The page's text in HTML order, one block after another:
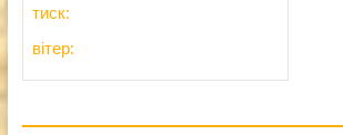
тиск:
вітер: